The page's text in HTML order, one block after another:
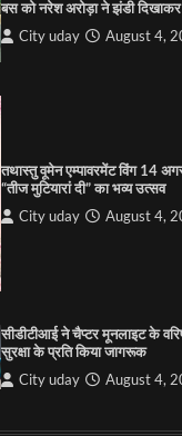
पारस हेल्थ पंचकूला ने ‘तिरंगा
कश्मीर तक किया आगाज़, राष्ट्रीय
आयाम
City uday August 6,
बस को नरेश अरोड़ा ने झंडी दिखाकर
City uday August 4,
तथास्तु वूमेन एम्पावरमेंट विंग 14
“तीज मुटियारां दी” का भव्य उत्सव
City uday August 4,
सीडीटीआई ने चैप्टर मूनलाइट के
सुरक्षा के प्रति किया जागरूक
City uday August 4,